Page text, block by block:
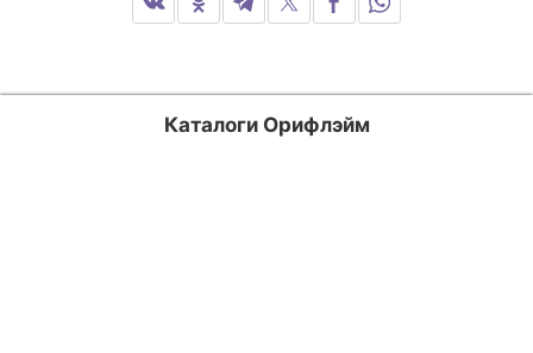
Каталоги Орифлэйм